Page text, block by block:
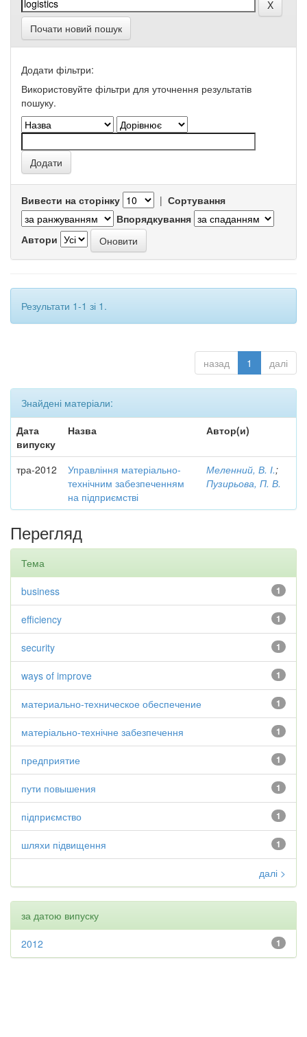
Почати новий пошук
Додати фільтри:
Використовуйте фільтри для уточнення результатів
пошуку.
Вивести на сторінку | Сортування
Впорядкування
Автори
Результати 1-1 зі 1.
назад 1 далі
Знайдені матеріали:
Дата
випуску
Назва Автор(и)
тра-2012
Управління матеріально-
технічним забезпеченням
на підприємстві
Меленний, В. І.;
Пузирьова, П. В.
Перегляд
Тема
1
business
1
efficiency
1
security
1
ways of improve
1
материально-техническое обеспечение
1
матеріально-технічне забезпечення
1
предприятие
1
пути повышения
1
підприємство
1
шляхи підвищення
далі >
за датою випуску
1
2012